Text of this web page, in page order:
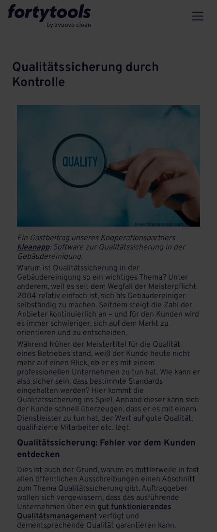
Qualitätssicherung durch
Kontrolle
Ein Gastbeitrag unseres Kooperationspartners
kleanapp: Software zur Qualitätssicherung in der
Gebäudereinigung.
Warum ist Qualitätssicherung in der
Gebäudereinigung so ein wichtiges Thema? Unter
anderem, weil es seit dem Wegfall der Meisterpflicht
2004 relativ einfach ist, sich als Gebäudereiniger
selbständig zu machen. Seitdem steigt die Zahl der
Anbieter kontinuierlich an – und für den Kunden wird
es immer schwieriger, sich auf dem Markt zu
orientieren und zu entscheiden.
Während früher der Meistertitel für die Qualität
eines Betriebes stand, weiß der Kunde heute nicht
mehr auf einen Blick, ob er es mit einem
professionellen Unternehmen zu tun hat. Wie kann er
also sicher sein, dass bestimmte Standards
eingehalten werden? Hier kommt die
Qualitätssicherung ins Spiel. Anhand dieser kann sich
der Kunde schnell überzeugen, dass er es mit einem
Dienstleister zu tun hat, der Wert auf gute Qualität,
qualifizierte Mitarbeiter etc. legt.
Qualitätssicherung: Fehler vor dem Kunden
entdecken
Dies ist auch der Grund, warum es mittlerweile in fast
allen öffentlichen Ausschreibungen einen Abschnitt
zum Thema Qualitätssicherung gibt. Auftraggeber
wollen sich vergewissern, dass das ausführende
Unternehmen über ein gut funktionierendes
Qualitätsmanagement verfügt und
dementsprechende Qualität garantieren kann.